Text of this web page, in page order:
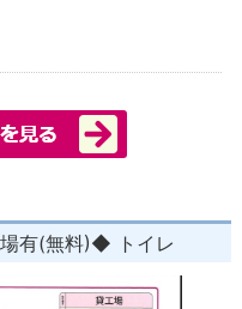
有(無料)◆ トイレ